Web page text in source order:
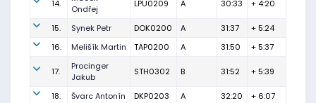
14.
Ondřej
LPU0209 A 30:33 + 4:20
15. Synek Petr DOK0200 A 31:37
+ 5:24
16.
Melišík Martin TAP0200 A 31:50 + 5:37
17.
Procinger
Jakub
STH0302 B 31:52 + 5:39
18. Švarc Antonín DKP0203 A 32:20
+ 6:07